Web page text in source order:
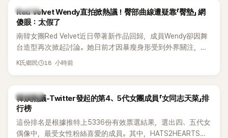
K-POP
Red Velvet Wendy直拍掀熱議！臀部曲線遭疑靠「臀墊」 網
傻眼：太假了
南韓女團Red Velvet近日帶著新作品回歸，成員Wendy卻因舞
台造型再次掀起討論。她日前才因暴瘦身形受到外界關注，又
被質疑在舞台上使用臀墊，如今最新打歌舞台曝光後，再度因
K氏鄉民 18 小時前
熱議討論
韓娛熱議-Twitter發起的第4、5代女團成員「女同志天菜」排
行榜
這份排名是根據推特上5336份有效票選結果，選出四、五代女
偶像中，最受女性粉絲喜愛的成員。其中，HATS2HEARTS成